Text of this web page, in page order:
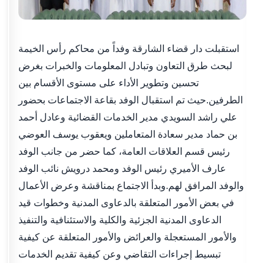
استقبلت دار قضاء الشارقة وفداً من محاكم رأس الخيمة
لبحث طرق التعاون وتبادل المعلومات والخبرات بغرض
تحسين وتطوير الأداء على مستوى الأقسام بين
الطرفين.حيث تم استقبال الوفد بقاعة الاجتماعات بحضور
علي راشد السويدي مدير الخدمات القضائية وعادل أحمد
بن حماد مدير سعادة المتعاملين ويعقوب يوسف العوضي
رئيس قسم العلاقات العامة، كما حضر من جانب الوفد
عارف الأميري رئيس الوفد ومحمد درويش نائب الوفد
والوفد المرافق لهم.وبدأ الاجتماع بمناقشة وعرض الأعمال
في بعض الأمور المتعلقة بالدعاوى المدنية وخطوات قيد
الدعاوى المدنية الجزئية والكلية والاستئنافية والتنفيذ
والأمور المستعجلة والعرائض والأمور المتعلقة عن كيفية
تبسيط إجراءات التقاضي وعن كيفية تقديم الخدمات